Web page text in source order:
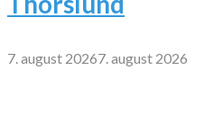
7. august 20267. august 2026